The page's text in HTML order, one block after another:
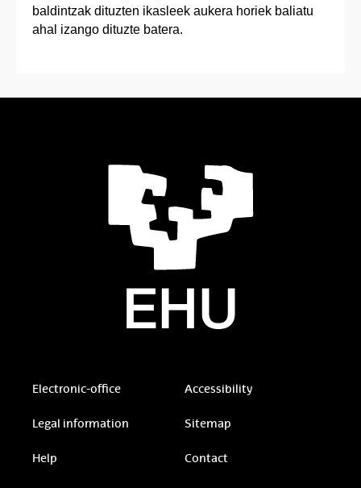
baldintzak dituzten ikasleek aukera horiek baliatu
ahal izango dituzte batera.
Electronic-office Accessibility
Legal information Sitemap
Help Contact